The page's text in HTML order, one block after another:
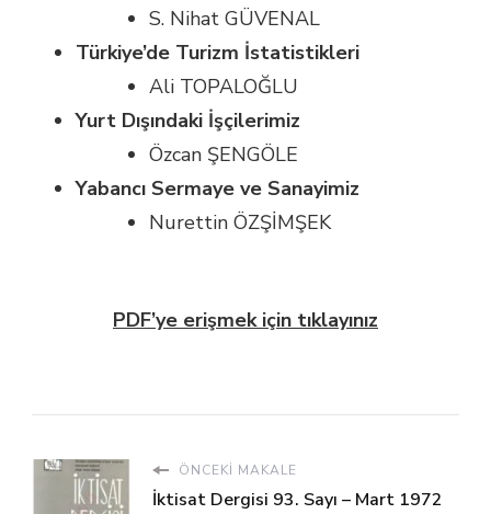
S. Nihat GÜVENAL
Türkiye’de Turizm İstatistikleri
Ali TOPALOĞLU
Yurt Dışındaki İşçilerimiz
Özcan ŞENGÖLE
Yabancı Sermaye ve Sanayimiz
Nurettin ÖZŞİMŞEK
PDF’ye erişmek için tıklayınız
ÖNCEKI MAKALE
İktisat Dergisi 93. Sayı – Mart 1972